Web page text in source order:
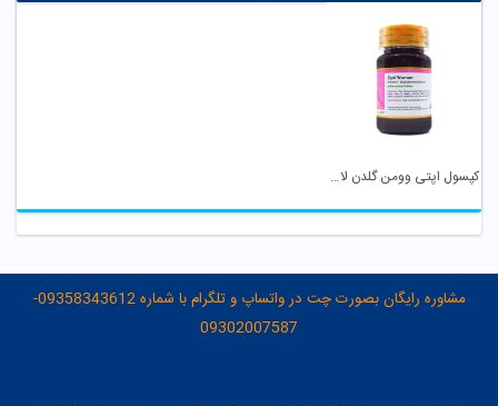
کپسول اپتی وومن گلدن لایف
مشاوره رایگان بصورت چت در واتساپ و تلگرام با شماره 09358343612-
09302007587